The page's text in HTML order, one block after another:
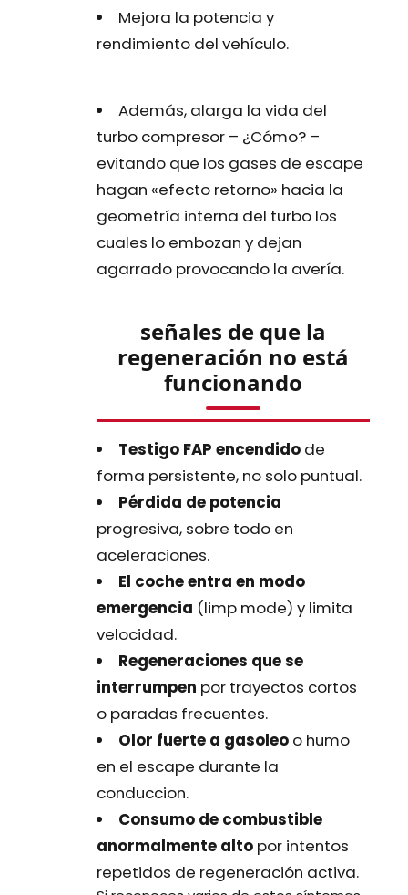
Mejora la potencia y
rendimiento del vehículo.
Además, alarga la vida del
turbo compresor – ¿Cómo? –
evitando que los gases de escape
hagan «efecto retorno» hacia la
geometría interna del turbo los
cuales lo embozan y dejan
agarrado provocando la avería.
señales de que la
regeneración no está
funcionando
Testigo FAP encendidode
forma persistente, no solo puntual.
Pérdida de potencia
progresiva, sobre todo en
aceleraciones.
El coche entra en modo
emergencia (limp mode) y limita
velocidad.
Regeneraciones que se
interrumpen por trayectos cortos
o paradas frecuentes.
Olor fuerte a gasoleoo humo
en el escape durante la
conduccion.
Consumo de combustible
anormalmente alto por intentos
repetidos de regeneración activa.